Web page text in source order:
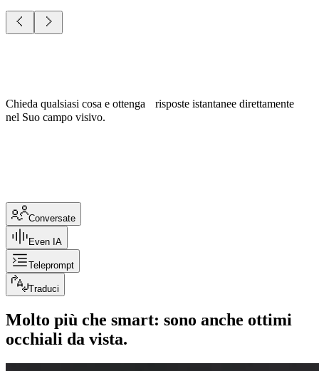
Chieda qualsiasi cosa e ottenga risposte istantanee direttamente
nel Suo campo visivo.
Conversate
Even IA
Teleprompt
Traduci
Molto più che smart: sono anche ottimi
occhiali da vista.